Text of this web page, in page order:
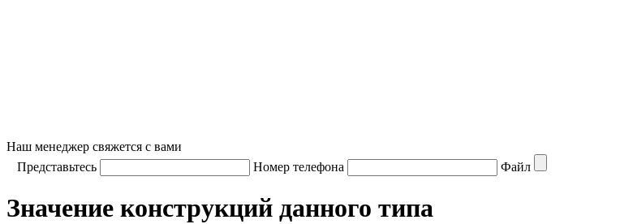
Наш менеджер свяжется с вами
Представьтесь
Номер телефона Файл
Значение конструкций данного типа